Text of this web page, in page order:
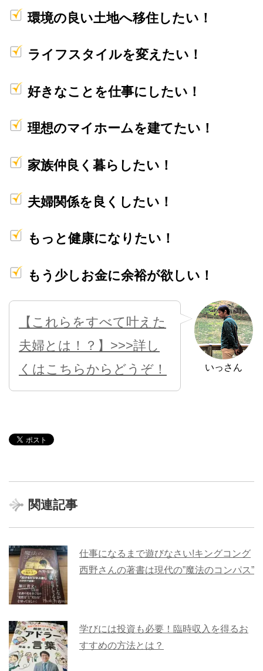
環境の良い土地へ移住したい！
ライフスタイルを変えたい！
好きなことを仕事にしたい！
理想のマイホームを建てたい！
家族仲良く暮らしたい！
夫婦関係を良くしたい！
もっと健康になりたい！
もう少しお金に余裕が欲しい！
いっさん
【これらをすべて叶えた
夫婦とは！？】>>>詳し
くはこちらからどうぞ！
関連記事
仕事になるまで遊びなさい!キングコング
西野さんの著書は現代の”魔法のコンパス”
学びには投資も必要！臨時収入を得るお
すすめの方法とは？